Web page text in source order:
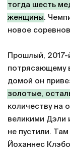
тогда шесть
женщины.
новое
Прошлый, 2017-
потрясающему
домой он
золотые,
количеству на
великими Дэли
не пустили.
Йоханнес